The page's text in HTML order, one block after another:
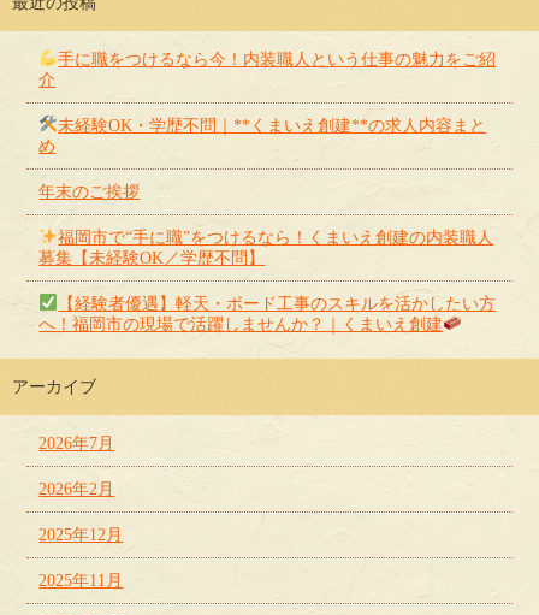
手に職をつけるなら今！内装職人という仕事の魅力をご紹
介
未経験OK・学歴不問｜**くまいえ創建**の求人内容まと
め
年末のご挨拶
福岡市で“手に職”をつけるなら！くまいえ創建の内装職人
募集【未経験OK／学歴不問】
【経験者優遇】軽天・ボード工事のスキルを活かしたい方
へ！福岡市の現場で活躍しませんか？｜くまいえ創建
アーカイブ
2026年7月
2026年2月
2025年12月
2025年11月